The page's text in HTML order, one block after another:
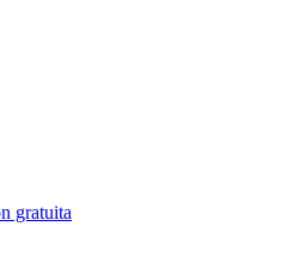
gratuita